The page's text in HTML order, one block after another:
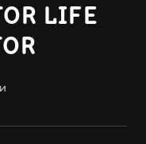
LIFE